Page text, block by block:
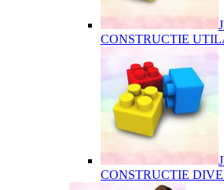
CONSTRUCTIE
CONSTRUCTIE